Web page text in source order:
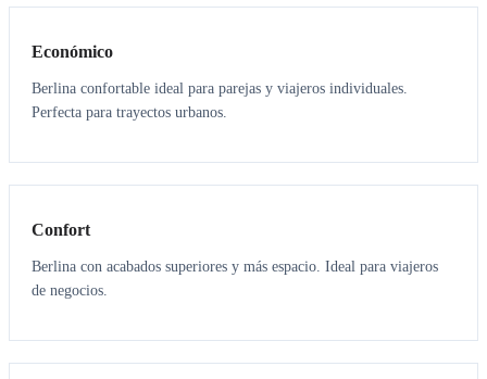
Económico
Berlina confortable ideal para parejas y viajeros individuales.
Perfecta para trayectos urbanos.
3 3
Confort
Berlina con acabados superiores y más espacio. Ideal para viajeros
de negocios.
6 5